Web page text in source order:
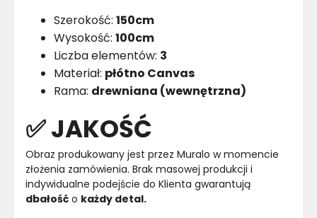
Szerokość: 150cm
Wysokość: 100cm
Liczba elementów: 3
Materiał: płótno Canvas
Rama: drewniana (wewnętrzna)
✅ JAKOŚĆ
Obraz produkowany jest przez Muralo w momencie
złożenia zamówienia. Brak masowej produkcji i
indywidualne podejście do Klienta gwarantują
dbałość o każdy detal.